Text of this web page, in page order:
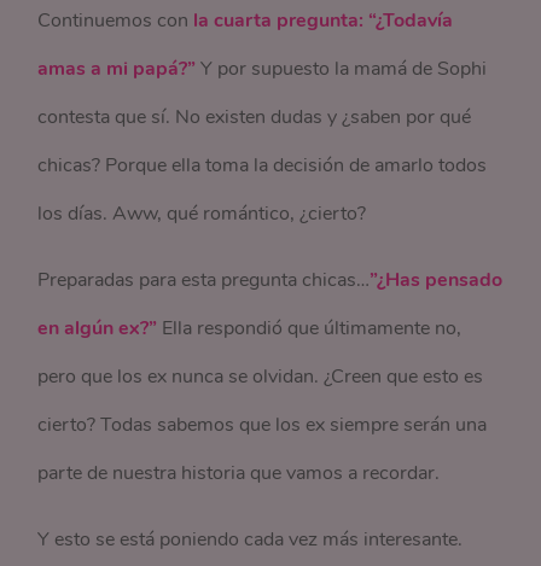
Continuemos con la cuarta pregunta: “¿Todavía
amas a mi papá?” Y por supuesto la mamá de Sophi
contesta que sí. No existen dudas y ¿saben por qué
chicas? Porque ella toma la decisión de amarlo todos
los días. Aww, qué romántico, ¿cierto?
Preparadas para esta pregunta chicas…”¿Has pensado
en algún ex?” Ella respondió que últimamente no,
pero que los ex nunca se olvidan. ¿Creen que esto es
cierto? Todas sabemos que los ex siempre serán una
parte de nuestra historia que vamos a recordar.
Y esto se está poniendo cada vez más interesante.